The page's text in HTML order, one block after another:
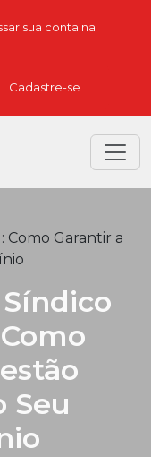
sua conta na
Cadastre-se
Como Garantir a
Seu